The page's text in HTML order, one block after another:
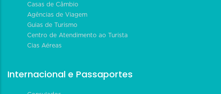
Casas de Câmbio
Agências de Viagem
Guias de Turismo
Centro de Atendimento ao Turista
Cias Aéreas
Internacional e Passaportes